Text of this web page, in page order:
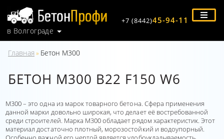
в Волгограде
+7 (8442)45-94-11
Главная » Бетон М300
БЕТОН М300 В22 F150 W6
М300 – это одна из марок товарного бетона. Сфера применения
данной марки довольно широкая, что делает её востребованной
среди строителей. Марка М300 обладает рядом характеристик. Этот
материал достаточно плотный, морозостойкий и водоупорный.